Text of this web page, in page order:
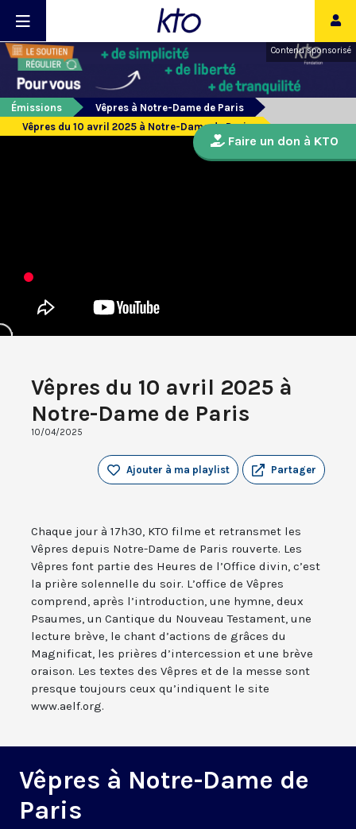
Contenu sponsorisé
Émissions
Vêpres à Notre-Dame de Paris
Vêpres du 10 avril 2025 à Notre-Dame de Paris
Vêpres du 10 avril 2025 à
Notre-Dame de Paris
10/04/2025
Partager
Ajouter à ma playlist
Chaque jour à 17h30, KTO filme et retransmet les
Vêpres depuis Notre-Dame de Paris rouverte. Les
Vêpres font partie des Heures de l’Office divin, c’est
la prière solennelle du soir. L’office de Vêpres
comprend, après l’introduction, une hymne, deux
Psaumes, un Cantique du Nouveau Testament, une
lecture brève, le chant d’actions de grâces du
Magnificat, les prières d’intercession et une brève
oraison. Les textes des Vêpres et de la messe sont
presque toujours ceux qu’indiquent le site
www.aelf.org.
Vêpres à Notre-Dame de
Paris
Faire un don à KTO